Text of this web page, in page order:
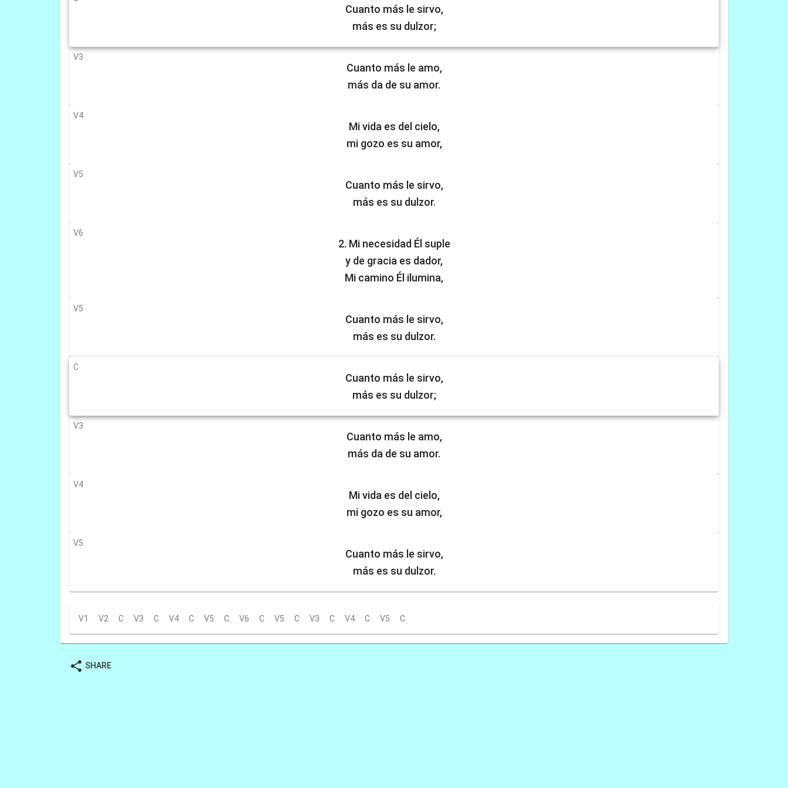
Cuanto más le sirvo,
más es su dulzor;
V3
Cuanto más le amo,
más da de su amor.
V4
Mi vida es del cielo,
mi gozo es su amor,
V5
Cuanto más le sirvo,
más es su dulzor.
V6
2. Mi necesidad Él suple
y de gracia es dador,
Mi camino Él ilumina,
V5
Cuanto más le sirvo,
más es su dulzor.
C
Cuanto más le sirvo,
más es su dulzor;
V3
Cuanto más le amo,
más da de su amor.
V4
Mi vida es del cielo,
mi gozo es su amor,
V5
Cuanto más le sirvo,
más es su dulzor.
V1 V2 C V3 C V4 C V5 C V6 C V5 C V3 C V4 C V5 C
share SHARE